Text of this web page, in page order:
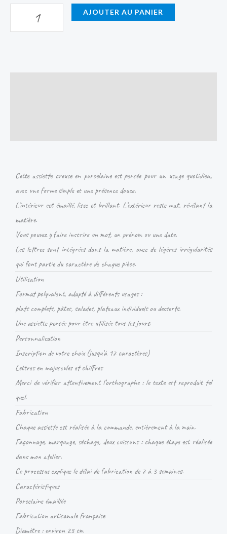
AJOUTER AU PANIER
Cette assiette creuse en porcelaine est pensée pour un usage quotidien,
avec une forme simple et une présence douce.
L’intérieur est émaillé, lisse et brillant. L’extérieur reste mat, révélant la
matière.
Vous pouvez y faire inscrire un mot, un prénom ou une date.
Les lettres sont intégrées dans la matière, avec de légères irrégularités
qui font partie du caractère de chaque pièce.
Utilisation
Format polyvalent, adapté à différents usages :
plats complets, pâtes, salades, plateaux individuels ou desserts.
Une assiette pensée pour être utilisée tous les jours.
Personnalisation
Inscription de votre choix (jusqu’à 12 caractères)
Lettres en majuscules et chiffres
Merci de vérifier attentivement l’orthographe : le texte est reproduit tel
quel.
Fabrication
Chaque assiette est réalisée à la commande, entièrement à la main.
Façonnage, marquage, séchage, deux cuissons : chaque étape est réalisée
dans mon atelier.
Ce processus explique le délai de fabrication de 2 à 3 semaines.
Caractéristiques
Porcelaine émaillée
Fabrication artisanale française
Diamètre : environ 23 cm